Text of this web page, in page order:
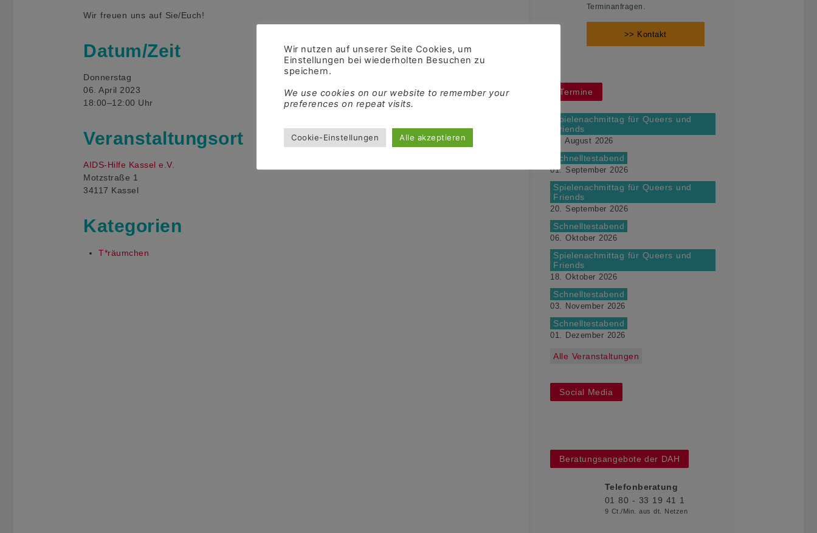
Wir freuen uns auf Sie/Euch!
Datum/Zeit
Donnerstag
06. April 2023
18:00–12:00 Uhr
Veranstaltungsort
AIDS-Hilfe Kassel e.V.
Motzstraße 1
34117 Kassel
Kategorien
T*räumchen
Terminanfragen.
>> Kontakt
Termine
Spielenachmittag für Queers und
Friends
16. August 2026
Schnelltestabend
01. September 2026
Spielenachmittag für Queers und
Friends
20. September 2026
Schnelltestabend
06. Oktober 2026
Spielenachmittag für Queers und
Friends
18. Oktober 2026
Schnelltestabend
03. November 2026
Schnelltestabend
01. Dezember 2026
Alle Veranstaltungen
Social Media
Beratungsangebote der DAH
Telefonberatung
01 80 - 33 19 41 1
9 Ct./Min. aus dt. Netzen
Wir nutzen auf unserer Seite Cookies, um
Einstellungen bei wiederholten Besuchen zu
speichern.
We use cookies on our website to remember your
preferences on repeat visits.
Cookie-Einstellungen Alle akzeptieren